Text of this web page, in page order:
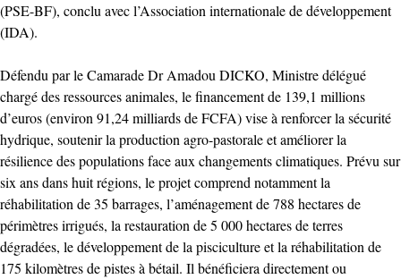
(PSE-BF), conclu avec l’Association internationale de développement
(IDA).
Défendu par le Camarade Dr Amadou DICKO, Ministre délégué
chargé des ressources animales, le financement de 139,1 millions
d’euros (environ 91,24 milliards de FCFA) vise à renforcer la sécurité
hydrique, soutenir la production agro-pastorale et améliorer la
résilience des populations face aux changements climatiques. Prévu sur
six ans dans huit régions, le projet comprend notamment la
réhabilitation de 35 barrages, l’aménagement de 788 hectares de
périmètres irrigués, la restauration de 5 000 hectares de terres
dégradées, le développement de la pisciculture et la réhabilitation de
175 kilomètres de pistes à bétail. Il bénéficiera directement ou